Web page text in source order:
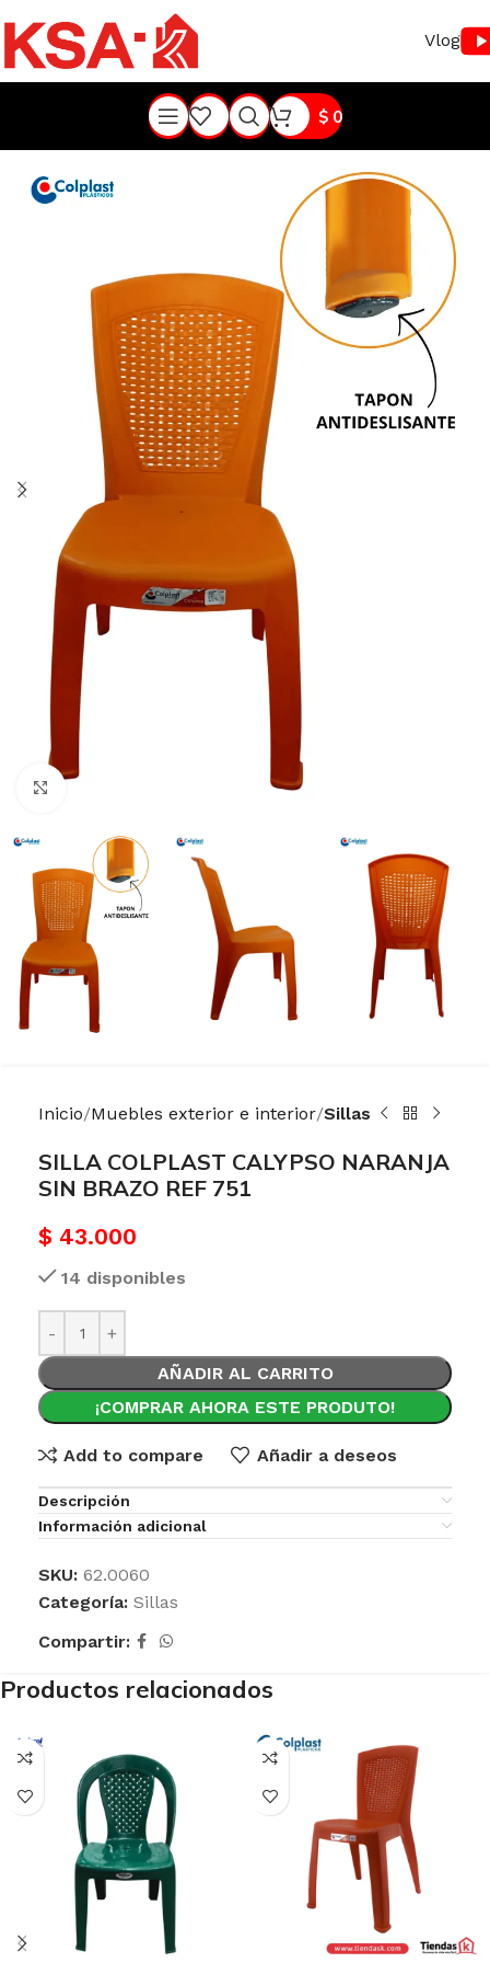
Vlog
$0
Inicio Muebles exterior e interior Sillas
SILLA COLPLAST CALYPSO NARANJA
SIN BRAZO REF 751
$ 43.000
14 disponibles
AÑADIR AL CARRITO
¡COMPRAR AHORA ESTE PRODUTO!
Add to compare Añadir a deseos
Descripción
Información adicional
SKU: 62.0060
Categoría: Sillas
Compartir:
Productos relacionados